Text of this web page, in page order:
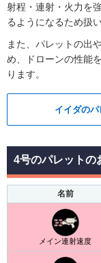
射程・連射・火力を
るようになるため扱
また、パレットの出
め、ドローンの性能
ります。
イイダの
4号のパレットの
名前
メイン連射速度